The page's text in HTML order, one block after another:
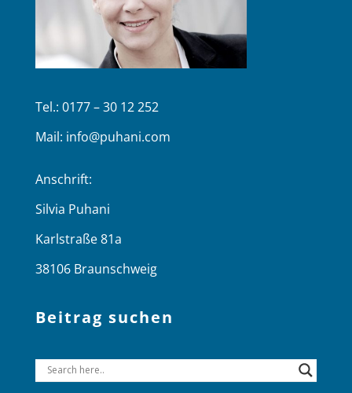
Tel.: 0177 – 30 12 252
Mail: info@puhani.com
Anschrift:
Silvia Puhani
Karlstraße 81a
38106 Braunschweig
Beitrag suchen